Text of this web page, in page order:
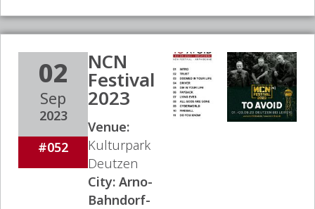
02
Sep
2023
#052
NCN
Festival
2023
Venue:
Kulturpark
Deutzen
City: Arno-
Bahndorf-